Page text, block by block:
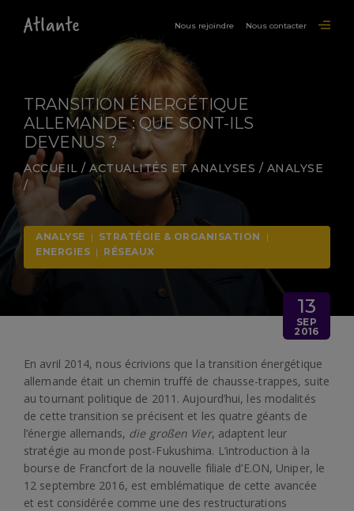
Nous rejoindre Nous contacter
TRANSITION ÉNERGÉTIQUE
ALLEMANDE : QUE SONT-ILS
DEVENUS ?
ACCUEIL / ACTUALITÉS ET ANALYSES / ANALYSE
/
ANALYSE | STRATÉGIE & ORGANISATION
|
ENERGIES | RÉSEAUX
13
SEP
2016
En avril 2014, nous écrivions que la transition énergétique
allemande était un chemin truffé de chausse-trappes, suite
au tournant politique de 2011. Aujourd’hui, les modalités
de cette transition se précisent et les quatre géants de
l’énergie allemands, die großen Vier, adaptent leur
stratégie au monde post-Fukushima. L’introduction à la
bourse de Francfort de la nouvelle filiale d’E.ON, Uniper, le
12 septembre 2016, est emblématique de cette avancée
et est considérée comme une des restructurations